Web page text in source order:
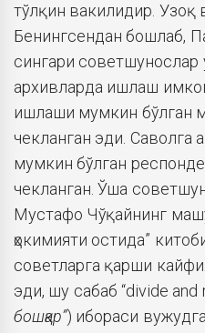
тўлқин вакилидир. Узоқ
Бенингсендан бошлаб,
сингари советшунослар
архивларда ишлаш
ишлаши мумкин бўлган
чекланган эди. Саволга
мумкин бўлган
чекланган. Ўша
Мустафо Чўқайнинг
ҳокимияти остида”
советларга қарши
эди, шу сабаб “divide and
бошқар”) ибораси